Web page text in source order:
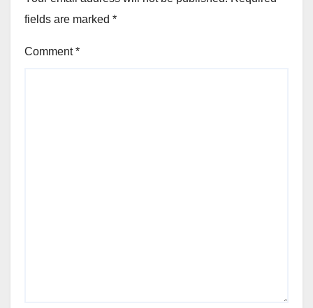
fields are marked *
Comment*